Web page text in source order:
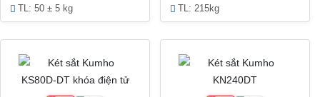
TL: 50 ± 5 kg TL: 215kg